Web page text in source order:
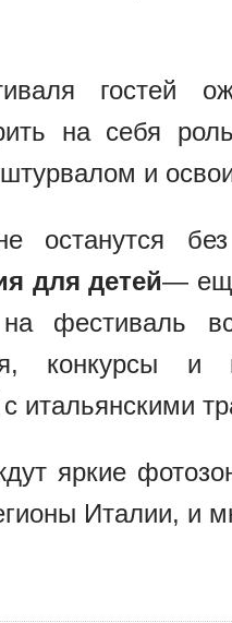
гостей
на себя
и
останутся
для детей—
на фестиваль
конкурсы и
итальянскими
яркие
Италии, и